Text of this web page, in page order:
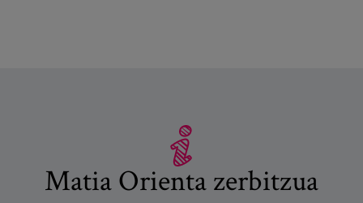
Matia Orienta zerbitzua